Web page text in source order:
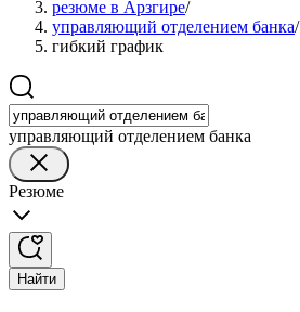
резюме в Арзгире/
управляющий отделением банка/
гибкий график
управляющий отделением банка
Резюме
Найти